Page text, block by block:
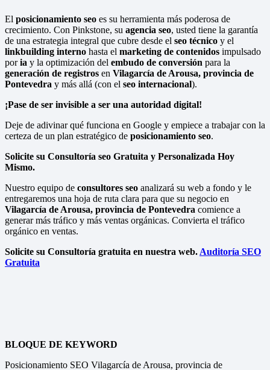
El posicionamiento seo es su herramienta más poderosa de
crecimiento. Con Pinkstone, su agencia seo, usted tiene la garantía
de una estrategia integral que cubre desde el seo técnico y el
linkbuilding interno hasta el marketing de contenidos impulsado
poria y la optimización del embudo de conversión para la
generación de registros en Vilagarcía de Arousa, provincia de
Pontevedra y más allá (con el seo internacional).
¡Pase de ser invisible a ser una autoridad digital!
Deje de adivinar qué funciona en Google y empiece a trabajar con la
certeza de un plan estratégico de posicionamiento seo.
Solicite su Consultoría seo Gratuita y Personalizada Hoy
Mismo.
Nuestro equipo de consultores seo analizará su web a fondo y le
entregaremos una hoja de ruta clara para que su negocio en
Vilagarcía de Arousa, provincia de Pontevedra comience a
generar más tráfico y más ventas orgánicas. Convierta el tráfico
orgánico en ventas.
Solicite su Consultoría gratuita en nuestra web. Auditoría SEO
Gratuita
BLOQUE DE KEYWORD
Posicionamiento SEO Vilagarcía de Arousa, provincia de